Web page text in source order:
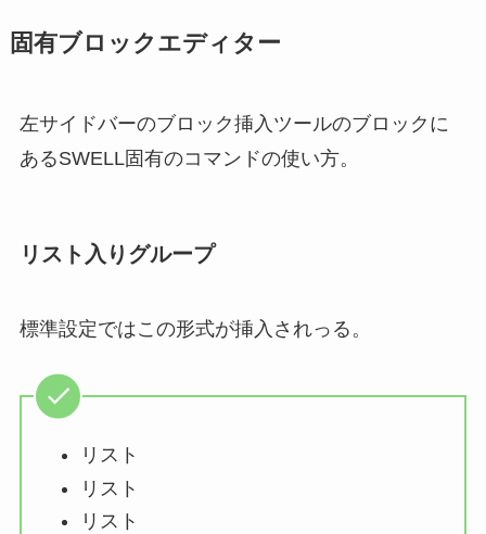
固有ブロックエディター
左サイドバーのブロック挿入ツールのブロックに
あるSWELL固有のコマンドの使い方。
リスト入りグループ
標準設定ではこの形式が挿入されっる。
リスト
リスト
リスト